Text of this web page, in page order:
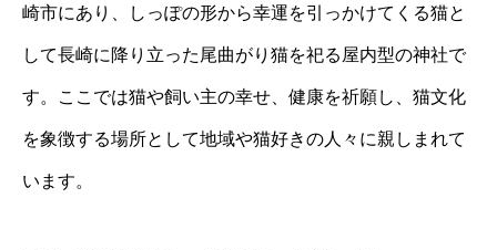
崎市にあり、しっぽの形から幸運を引っかけてくる猫と
して長崎に降り立った尾曲がり猫を祀る屋内型の神社で
す。ここでは猫や飼い主の幸せ、健康を祈願し、猫文化
を象徴する場所として地域や猫好きの人々に親しまれて
います。